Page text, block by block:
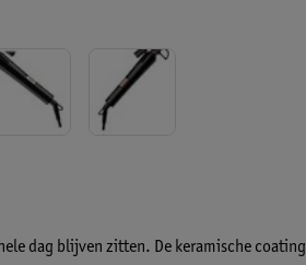
dag blijven zitten. De keramische coating